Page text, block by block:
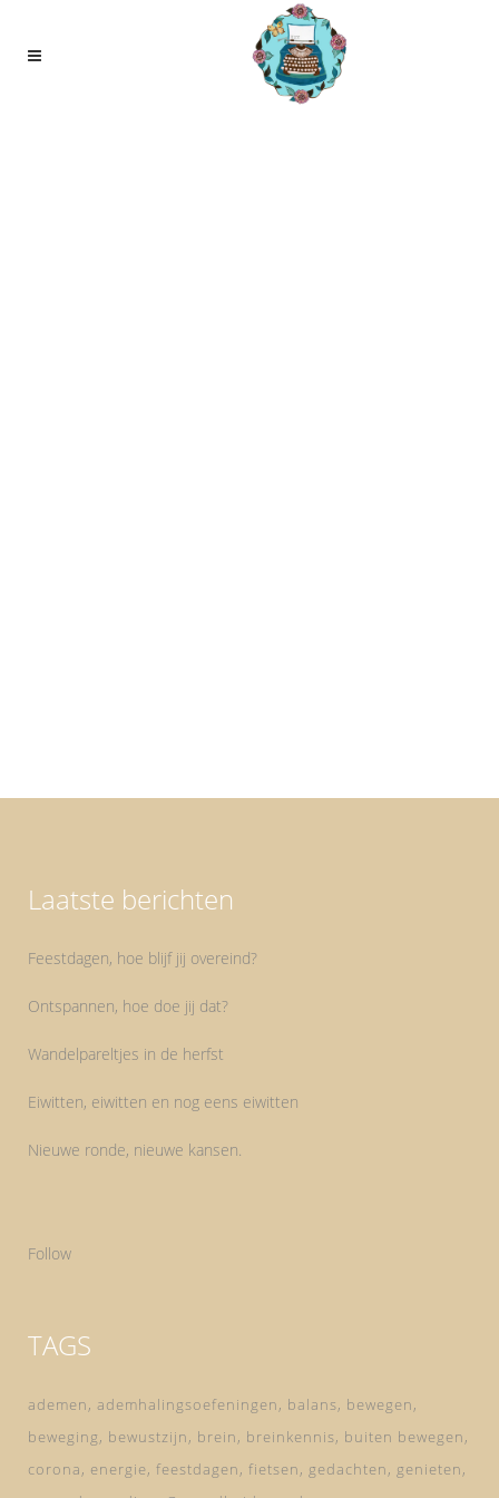
Laatste berichten
Feestdagen, hoe blijf jij overeind?
Ontspannen, hoe doe jij dat?
Wandelpareltjes in de herfst
Eiwitten, eiwitten en nog eens eiwitten
Nieuwe ronde, nieuwe kansen.
Follow
TAGS
ademen ademhalingsoefeningen balans bewegen
beweging
bewustzijn brein breinkennis buiten bewegen
corona
energie feestdagen fietsen gedachten
genieten